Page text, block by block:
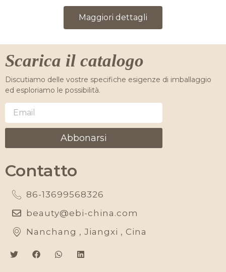
Maggiori dettagli
Scarica il catalogo
Discutiamo delle vostre specifiche esigenze di imballaggio
ed esploriamo le possibilità.
Abbonarsi
Contatto
86-13699568326
beauty@ebi-china.com
Nanchang , Jiangxi , Cina